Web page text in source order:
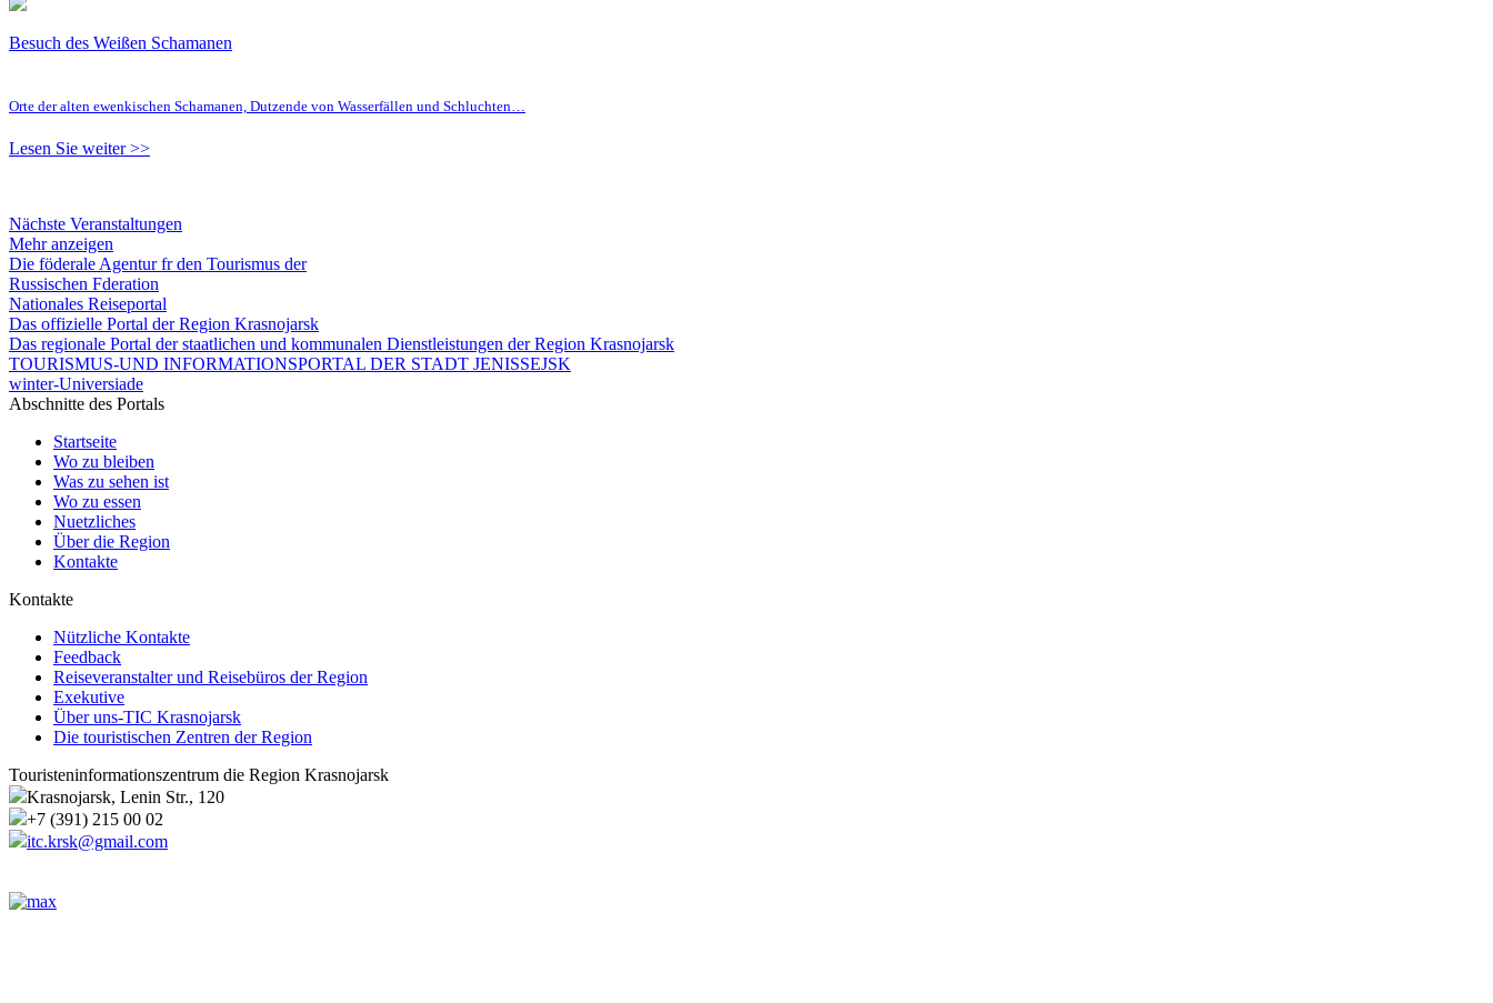
Besuch des Weißen Schamanen
Orte der alten ewenkischen Schamanen, Dutzende von Wasserfällen und Schluchten…
Lesen Sie weiter >>
Nächste Veranstaltungen
Mehr anzeigen
Die föderale Agentur fr den Tourismus der
Russischen Fderation
Nationales Reiseportal
Das offizielle Portal der Region Krasnojarsk
Das regionale Portal der staatlichen und kommunalen Dienstleistungen der Region Krasnojarsk
TOURISMUS-UND INFORMATIONSPORTAL DER STADT JENISSEJSK
winter-Universiade
Abschnitte des Portals
Startseite
Wo zu bleiben
Was zu sehen ist
Wo zu essen
Nuetzliches
Über die Region
Kontakte
Kontakte
Nützliche Kontakte
Feedback
Reiseveranstalter und Reisebüros der Region
Exekutive
Über uns-TIC Krasnojarsk
Die touristischen Zentren der Region
Touristeninformationszentrum die Region Krasnojarsk
Krasnojarsk, Lenin Str., 120
+7 (391) 215 00 02
itc.krsk@gmail.com